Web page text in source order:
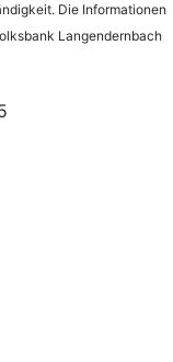
Die Informationen
Langendernbach